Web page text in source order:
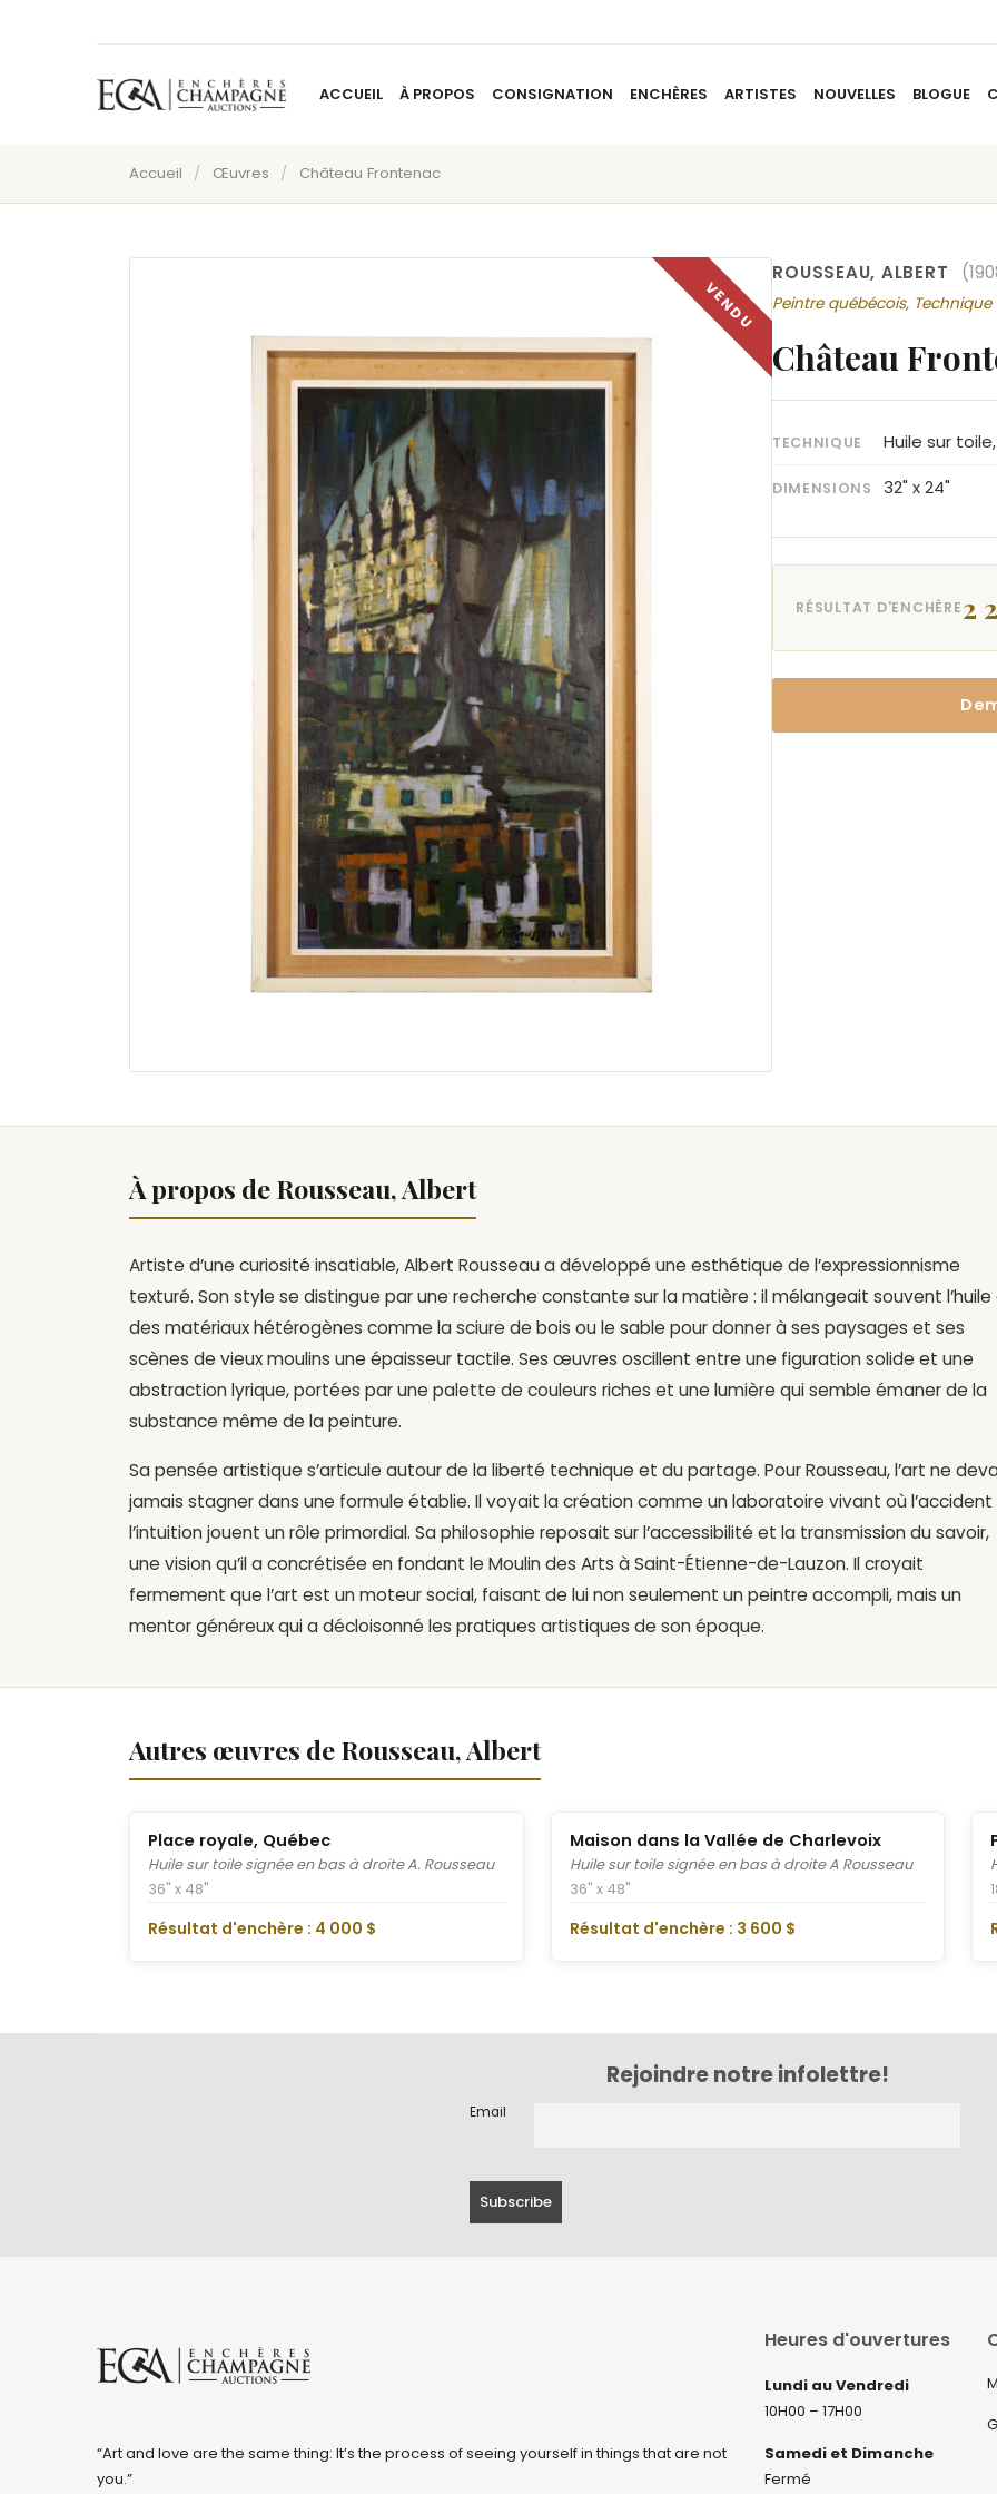
ACCUEIL À PROPOS CONSIGNATION ENCHÈRES ARTISTES NOUVELLES BLOGUE
Accueil / Œuvres / Château Frontenac
ROUSSEAU, ALBERT
Peintre québécois,
Château
TECHNIQUE Huile sur
DIMENSIONS 32" x 24"
RÉSULTAT D'ENCHÈRE2
À propos de Rousseau, Albert
Artiste d’une curiosité insatiable, Albert Rousseau a développé une esthétique de l’expressionnisme
texturé. Son style se distingue par une recherche constante sur la matière : il mélangeait souvent l’huile
des matériaux hétérogènes comme la sciure de bois ou le sable pour donner à ses paysages et ses
scènes de vieux moulins une épaisseur tactile. Ses œuvres oscillent entre une figuration solide et une
abstraction lyrique, portées par une palette de couleurs riches et une lumière qui semble émaner de la
substance même de la peinture.
Sa pensée artistique s’articule autour de la liberté technique et du partage. Pour Rousseau, l’art ne
jamais stagner dans une formule établie. Il voyait la création comme un laboratoire vivant où
l’intuition jouent un rôle primordial. Sa philosophie reposait sur l’accessibilité et la transmission du savoir,
une vision qu’il a concrétisée en fondant le Moulin des Arts à Saint-Étienne-de-Lauzon. Il croyait
fermement que l’art est un moteur social, faisant de lui non seulement un peintre accompli, mais un
mentor généreux qui a décloisonné les pratiques artistiques de son époque.
Autres œuvres de Rousseau, Albert
Place royale, Québec
Huile sur toile signée en bas à droite A. Rousseau
36" x 48"
Résultat d'enchère : 4 000 $
Maison dans la Vallée de Charlevoix
Huile sur toile signée en bas à droite A Rousseau
36" x 48"
Résultat d'enchère : 3 600 $
Rejoindre notre infolettre!
Email
“Art and love are the same thing: It’s the process of seeing yourself in things that are not
you.”
Heures d'ouvertures
Lundi au Vendredi
10H00 – 17H00
Samedi et Dimanche
Fermé